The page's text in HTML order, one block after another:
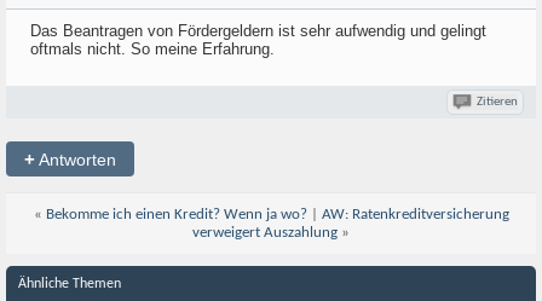
Das Beantragen von Fördergeldern ist sehr aufwendig und gelingt
oftmals nicht. So meine Erfahrung.
Zitieren
+Antworten
« Bekomme ich einen Kredit? Wenn ja wo?| AW: Ratenkreditversicherung
verweigert Auszahlung »
Ähnliche Themen